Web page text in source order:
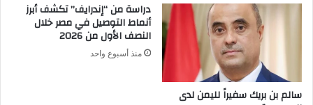
سالم بن بريك سفيراً لليمن لدى
دراسة من “إندرايف” تكشف أبرز
أنماط التوصيل في مصر خلال
النصف الأول من 2026
منذ أسبوع واحد